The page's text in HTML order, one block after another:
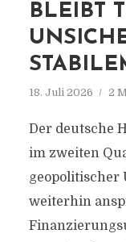
BLEIBT
18. Juli 2026 2
Der deutsche
im zweiten
geopolitischer
weiterhin